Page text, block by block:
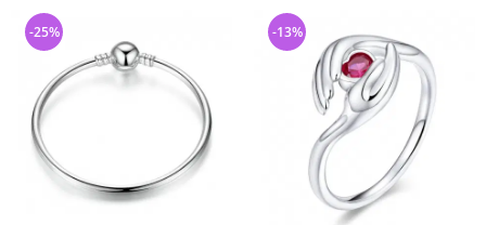
-25% -13%